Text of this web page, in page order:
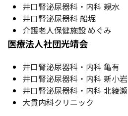
井口腎泌尿器科・内科 親水
井口腎泌尿器科 船堀
介護老人保健施設 めぐみ
医療法人社団光靖会
井口腎泌尿器科・内科 亀有
井口腎泌尿器科・内科 新小岩
井口腎泌尿器科・内科 北綾瀬
大貫内科クリニック